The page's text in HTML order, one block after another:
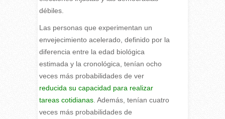
débiles.
Las personas que experimentan un
envejecimiento acelerado, definido por la
diferencia entre la edad biológica
estimada y la cronológica, tenían ocho
veces más probabilidades de ver
reducida su capacidad para realizar
tareas cotidianas. Además, tenían cuatro
veces más probabilidades de